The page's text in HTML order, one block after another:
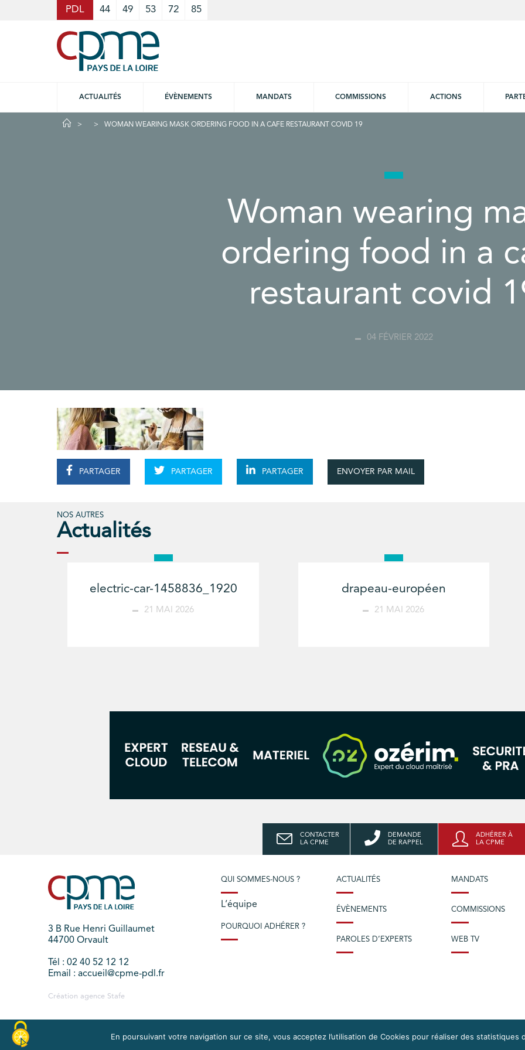
PDL 44 49 53 72 85
ACTUALITÉS ÉVÈNEMENTS MANDATS COMMISSIONS ACTIONS
WOMAN WEARING MASK ORDERING FOOD IN A CAFE RESTAURANT COVID 19
Woman wearing
ordering food in a
restaurant covid
04 FÉVRIER 2022
PARTAGER PARTAGER PARTAGER ENVOYER PAR MAIL
NOS AUTRES
Actualités
electric-car-1458836_1920
21 MAI 2026
drapeau-européen
21 MAI 2026
CONTACTER
LA CPME
DEMANDE
DE RAPPEL
ADHÉRER À
LA CPME
3 B Rue Henri Guillaumet
44700 Orvault
Tél : 02 40 52 12 12
Email : accueil@cpme-pdl.fr
Création agence Stafe
QUI SOMMES-NOUS ?
L’équipe
POURQUOI ADHÉRER ?
ACTUALITÉS
ÉVÈNEMENTS
PAROLES D’EXPERTS
MANDATS
COMMISSIONS
WEB TV
MENTIONS LÉGALES EXERCEZ VOS DROITS DONNÉES PERSONNELLES
En poursuivant votre navigation sur ce site, vous acceptez l’utilisation de Cookies pour réaliser des statistiques
Cookies management panel